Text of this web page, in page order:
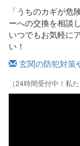
「うちのカギが
ーへの交換を相談
いつでもお気軽に
い！
玄関の防犯対策
（24時間受付中！私